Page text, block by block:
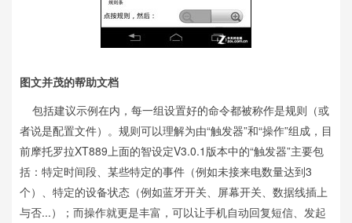
图文并茂的帮助文档
包括建议示例在内，每一组设置好的命令都被称作是规则（或
者说是配置文件）。规则可以理解为由“触发器”和“操作”组成，目
前摩托罗拉XT889上面的智设定V3.0.1版本中的“触发器”主要包
括：特定时间段、某些特定的事件（例如未接来电数量达到3
个）、特定的设备状态（例如蓝牙开关、屏幕开关、数据线插上
与否...）；而操作就更是丰富，可以让手机自动回复短信、发起